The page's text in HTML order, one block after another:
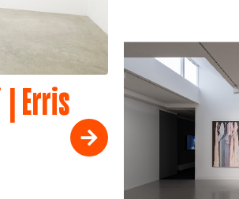
| Erris